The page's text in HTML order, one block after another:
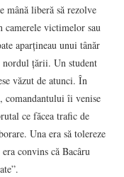
mână liberă să rezolve
camerele victimelor sau
aparțineau unui tânăr
țării. Un student
văzut de atunci. În
comandantului îi venise
ce făcea trafic de
Una era să tolereze
convins că Bacâru